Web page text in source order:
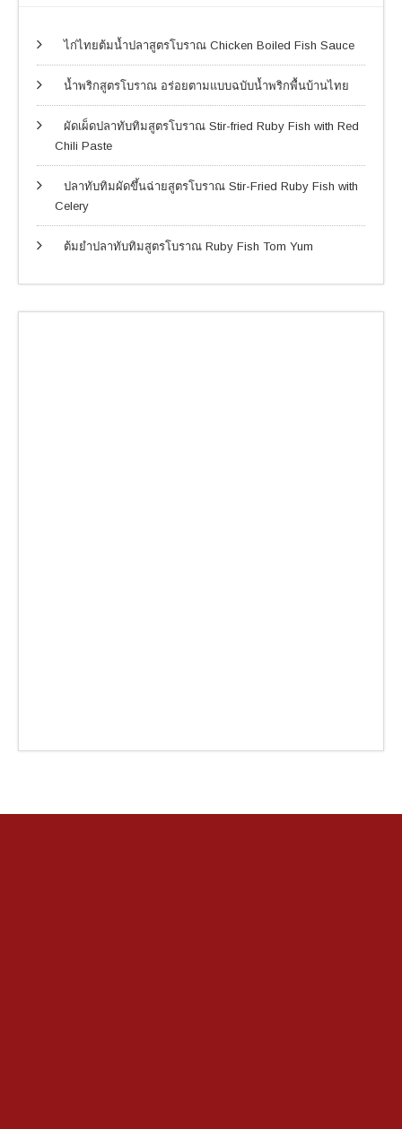
ไก่ไทยต้มน้ำปลาสูตรโบราณ Chicken Boiled Fish Sauce
น้ำพริกสูตรโบราณ อร่อยตามแบบฉบับน้ำพริกพื้นบ้านไทย
ผัดเผ็ดปลาทับทิมสูตรโบราณ Stir-fried Ruby Fish with Red
Chili Paste
ปลาทับทิมผัดขึ้นฉ่ายสูตรโบราณ Stir-Fried Ruby Fish with
Celery
ต้มยำปลาทับทิมสูตรโบราณ Ruby Fish Tom Yum